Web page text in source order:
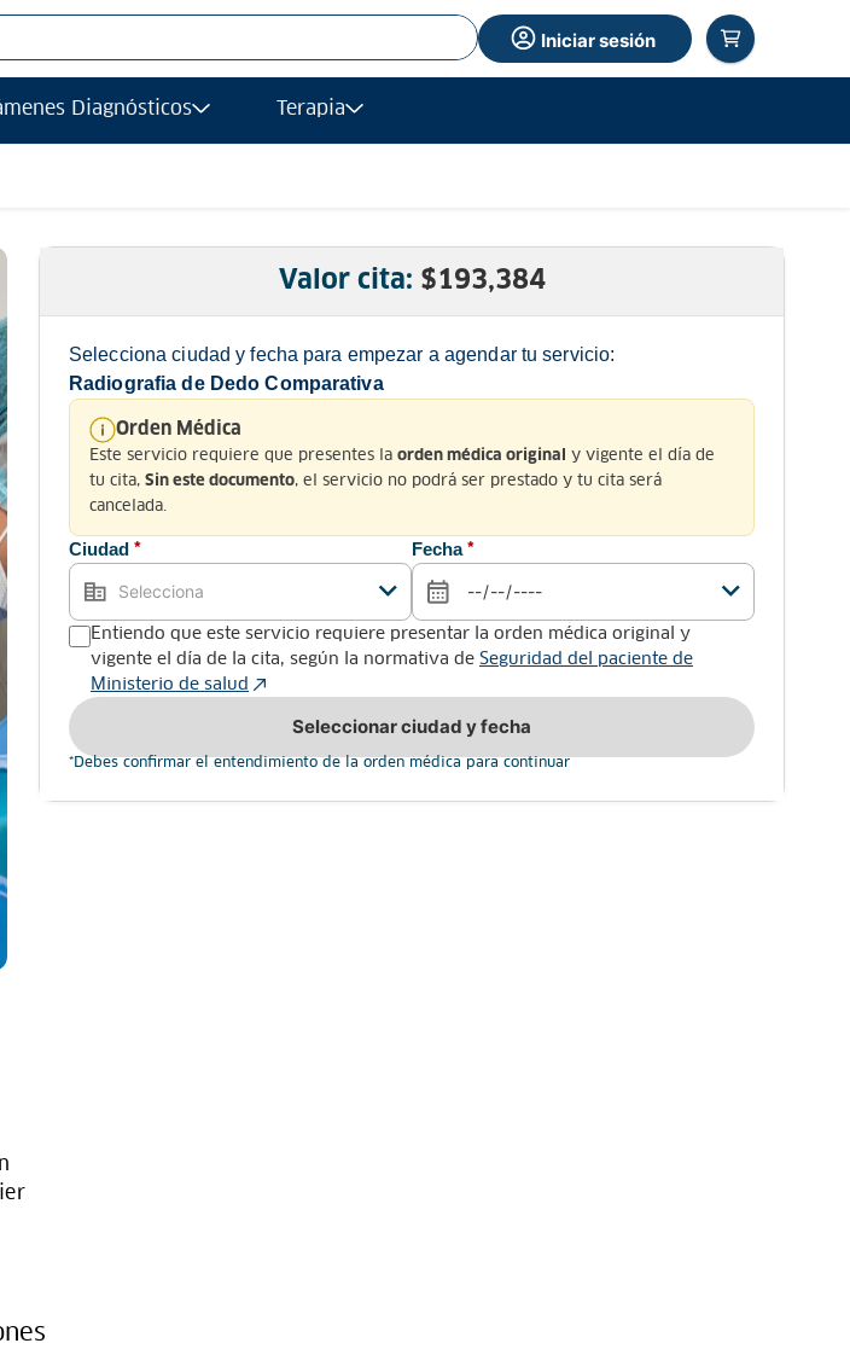
Iniciar sesión
Diagnósticos Terapia
Valor cita: $193,384
Selecciona ciudad y fecha para empezar a agendar tu servicio:
Radiografia de Dedo Comparativa
Orden Médica
Este servicio requiere que presentes la orden médica original
y vigente el día de
tu cita, Sin este documento, el servicio no podrá ser prestado y tu cita será
cancelada.
Ciudad * Fecha *
Entiendo que este servicio requiere presentar la orden médica original y
vigente el día de la cita, según la normativa de Seguridad del paciente de
Ministerio de salud
Seleccionar ciudad y fecha
*Debes confirmar el entendimiento de la orden médica para continuar